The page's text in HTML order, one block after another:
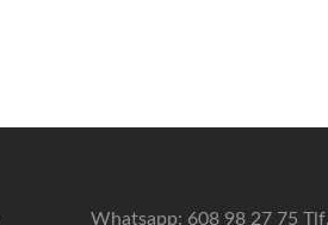
Whatsapp: 608 98 27 75